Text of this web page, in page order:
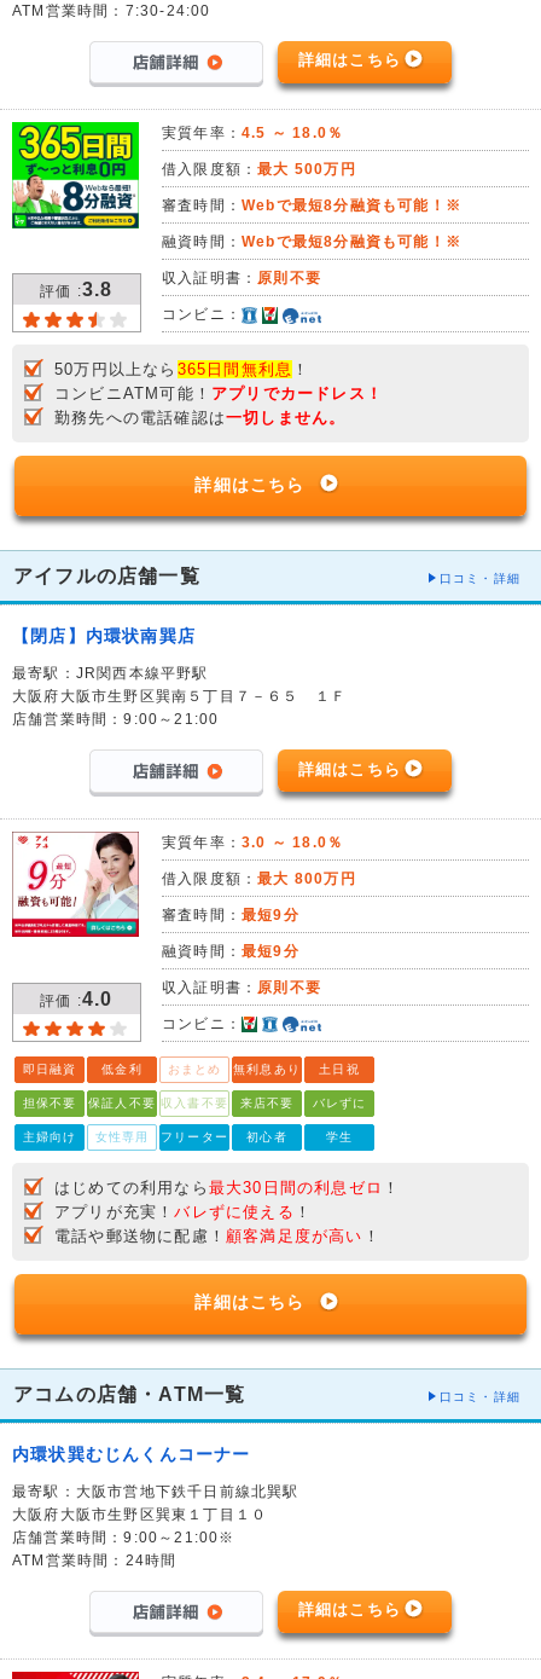
ATM営業時間：7:30-24:00
詳細はこちら
評価 :3.8
実質年率： 4.5 ～ 18.0％
借入限度額：最大 500万円
審査時間： Webで最短8分融資も可能！※
融資時間： Webで最短8分融資も可能！※
収入証明書： 原則不要
コンビニ：
50万円以上なら 365日間無利息 ！
コンビニATM可能！ アプリでカードレス！
勤務先への電話確認は一切しません。
詳細はこちら
アイフルの店舗一覧 口コミ・詳細
【閉店】内環状南巽店
最寄駅：JR関西本線平野駅
大阪府大阪市生野区巽南５丁目７－６５ １Ｆ
店舗営業時間：9:00～21:00
詳細はこちら
評価 :4.0
実質年率： 3.0 ～ 18.0％
借入限度額：最大 800万円
審査時間： 最短9分
融資時間： 最短9分
収入証明書： 原則不要
コンビニ：
即日融資 低金利 おまとめ 無利息あり 土日祝
担保不要 保証人不要 収入書不要 来店不要 バレずに
主婦向け 女性専用 フリーター 初心者 学生
はじめての利用なら 最大30日間の利息ゼロ ！
アプリが充実！バレずに使える ！
電話や郵送物に配慮！ 顧客満足度が高い ！
詳細はこちら
アコムの店舗・ATM一覧 口コミ・詳細
内環状巽むじんくんコーナー
最寄駅：大阪市営地下鉄千日前線北巽駅
大阪府大阪市生野区巽東１丁目１０
店舗営業時間：9:00～21:00※
ATM営業時間：24時間
詳細はこちら